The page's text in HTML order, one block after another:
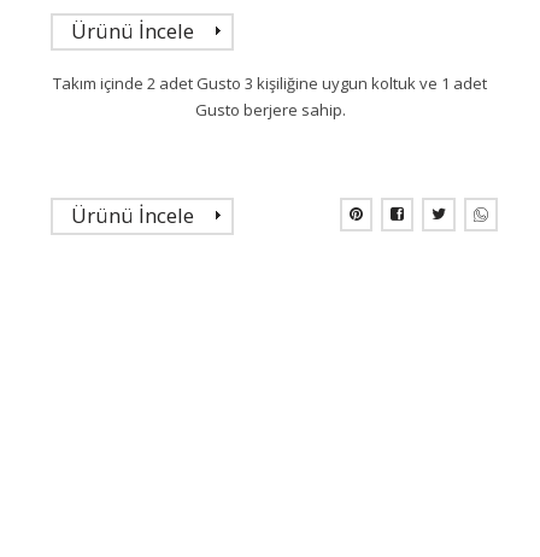
Ürünü İncele
Takım içinde 2 adet Gusto 3 kişiliğine uygun koltuk ve 1 adet
Gusto berjere sahip.
Ürünü İncele